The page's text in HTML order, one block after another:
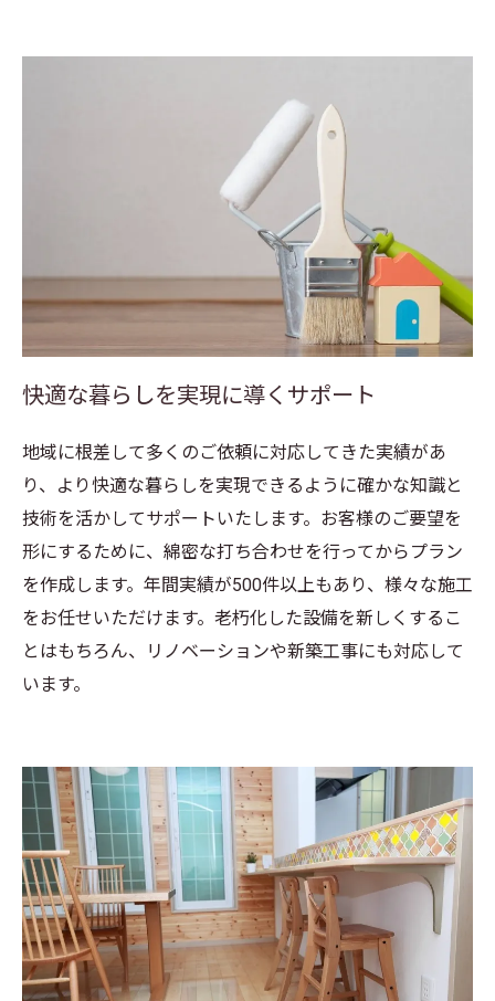
快適な暮らしを実現に導くサポート
地域に根差して多くのご依頼に対応してきた実績があ
り、より快適な暮らしを実現できるように確かな知識と
技術を活かしてサポートいたします。お客様のご要望を
形にするために、綿密な打ち合わせを行ってからプラン
を作成します。年間実績が500件以上もあり、様々な施工
をお任せいただけます。老朽化した設備を新しくするこ
とはもちろん、リノベーションや新築工事にも対応して
います。